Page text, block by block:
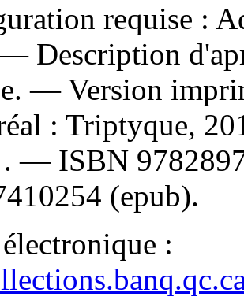
requise :
Description
—Version
: Triptyque,
. — ISBN
(epub).
: